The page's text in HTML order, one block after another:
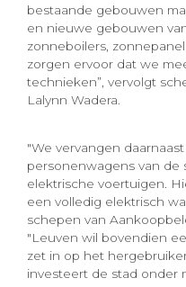
bestaande gebouwen
en nieuwe gebouwen
zonneboilers,
zorgen ervoor dat we
technieken”, vervolgt
Lalynn Wadera.
"We vervangen
personenwagens van de
elektrische voertuigen.
een volledig elektrisch
schepen van
"Leuven wil bovendien
zet in op het
investeert de stad onder